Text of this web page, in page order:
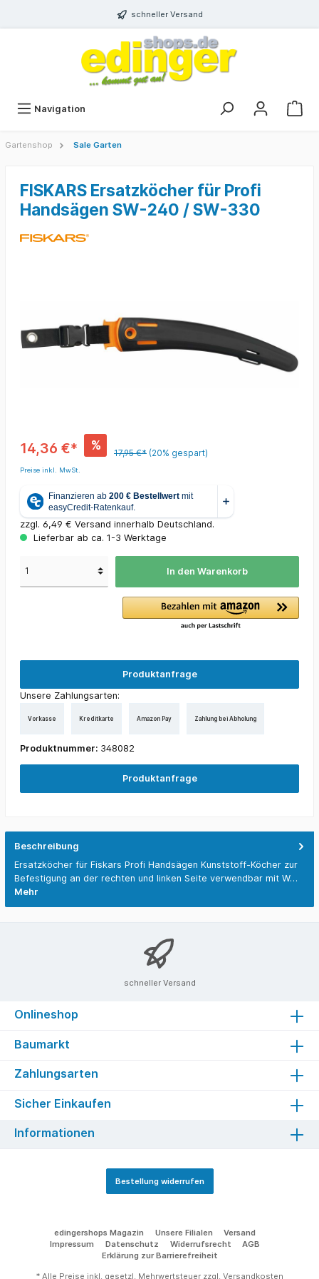
schneller Versand
Navigation
Gartenshop Sale Garten
FISKARS Ersatzköcher für Profi
Handsägen SW-240 / SW-330
14,36 €* %
17,95 €* (20% gespart)
Preise inkl. MwSt.
zzgl. 6,49 € Versand innerhalb Deutschland.
Lieferbar ab ca. 1-3 Werktage
In den Warenkorb
Produktanfrage
Unsere Zahlungsarten:
Vorkasse Kreditkarte Amazon Pay Zahlung bei Abholung
Produktnummer: 348082
Produktanfrage
Beschreibung
Ersatzköcher für Fiskars Profi Handsägen Kunststoff-Köcher zur
Befestigung an der rechten und linken Seite verwendbar mit W…
Mehr
schneller Versand
Onlineshop
Baumarkt
Zahlungsarten
Sicher Einkaufen
Informationen
Bestellung widerrufen
edingershops Magazin Unsere Filialen
Versand
Impressum
Datenschutz Widerrufsrecht
AGB
Erklärung zur Barrierefreiheit
* Alle Preise inkl. gesetzl. Mehrwertsteuer zzgl. Versandkosten